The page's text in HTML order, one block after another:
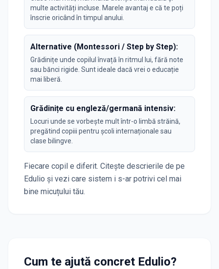
multe activități incluse. Marele avantaj e că te poți
înscrie oricând în timpul anului.
Alternative (Montessori / Step by Step):
Grădinițe unde copilul învață în ritmul lui, fără note
sau bănci rigide. Sunt ideale dacă vrei o educație
mai liberă.
Grădinițe cu engleză/germană intensiv:
Locuri unde se vorbește mult într-o limbă străină,
pregătind copiii pentru școli internaționale sau
clase bilingve.
Fiecare copil e diferit. Citește descrierile de pe
Edulio și vezi care sistem i s-ar potrivi cel mai
bine micuțului tău.
Cum te ajută concret Edulio?